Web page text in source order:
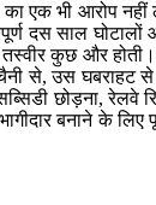
का एक भी आरोप
दस साल घोटालों
कुछ और
से, उस घबराहट
छोड़ना, रेलवे
बनाने के